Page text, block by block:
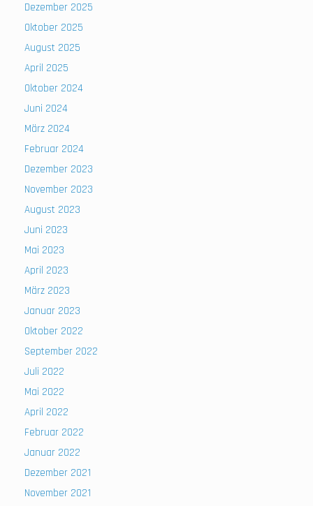
Dezember 2025
Oktober 2025
August 2025
April 2025
Oktober 2024
Juni 2024
März 2024
Februar 2024
Dezember 2023
November 2023
August 2023
Juni 2023
Mai 2023
April 2023
März 2023
Januar 2023
Oktober 2022
September 2022
Juli 2022
Mai 2022
April 2022
Februar 2022
Januar 2022
Dezember 2021
November 2021